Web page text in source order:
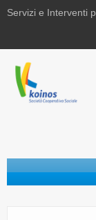
Servizi e Interventi